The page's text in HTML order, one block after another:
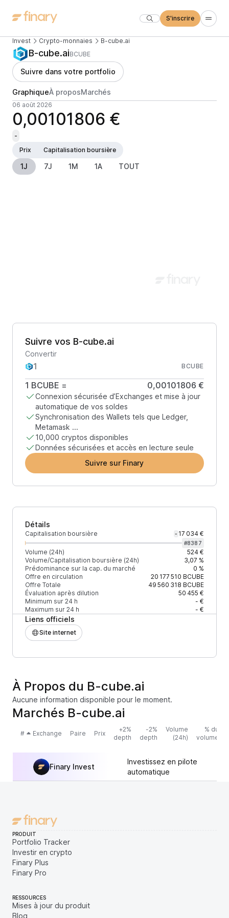
S'inscrire
Invest Crypto-monnaies B-cube.ai
B-cube.aiBCUBE
Suivre dans votre portfolio
GraphiqueÀ proposMarchés
06 août 2026
0,00101806 €
-
Prix
Capitalisation boursière
1J 7J 1M 1A TOUT
Suivre vos B-cube.ai
Convertir
BCUBE
1 BCUBE = 0,00101806 €
Connexion sécurisée d’Exchanges et mise à jour
automatique de vos soldes
Synchronisation des Wallets tels que Ledger,
Metamask ...
10,000 cryptos disponibles
Données sécurisées et accès en lecture seule
Suivre sur Finary
Détails
Capitalisation boursière - 17 034 €
#8387
Volume (24h)
524 €
Volume/Capitalisation boursière (24h)
3,07 %
Prédominance sur la cap. du marché
0 %
Offre en circulation
20 177 510 BCUBE
Offre Totale
49 560 318 BCUBE
Évaluation après dilution
50 455 €
Minimum sur 24 h
- €
Maximum sur 24 h
- €
Liens officiels
Site internet
À Propos du B-cube.ai
Aucune information disponible pour le moment.
Marchés B-cube.ai
# Exchange Paire Prix
+2%
depth
-2%
depth
Volume
(24h)
% du
volume
Finary Invest
Investissez en pilote
automatique
PRODUIT
Portfolio Tracker
Investir en crypto
Finary Plus
Finary Pro
RESSOURCES
Mises à jour du produit
Blog